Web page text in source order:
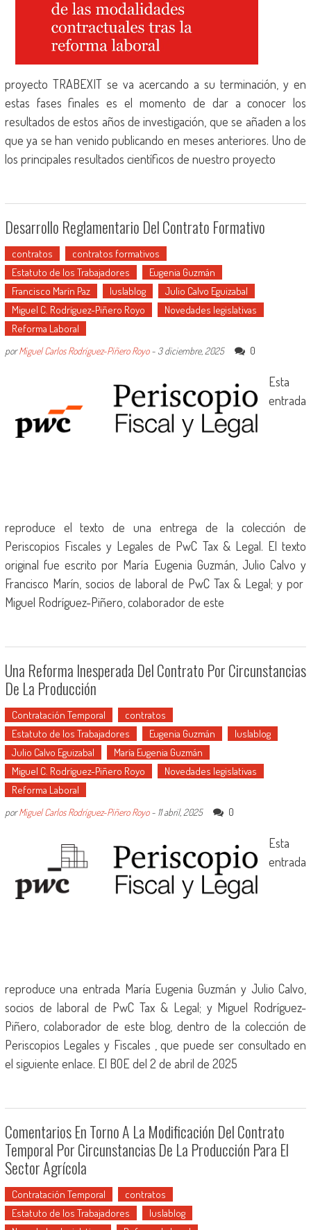
proyecto TRABEXIT se va acercando a su terminación, y en
estas fases finales es el momento de dar a conocer los
resultados de estos años de investigación, que se añaden a los
que ya se han venido publicando en meses anteriores. Uno de
los principales resultados científicos de nuestro proyecto
Desarrollo Reglamentario Del Contrato Formativo
contratos
contratos formativos
Estatuto de los Trabajadores
Eugenia Guzmán
Francisco Marín Paz
Iuslablog
Julio Calvo Eguizabal
Miguel C. Rodríguez-Piñero Royo
Novedades legislativas
Reforma Laboral
porMiguel Carlos Rodríguez-Piñero Royo- 3 diciembre, 2025 0
Esta
entrada
reproduce el texto de una entrega de la colección de
Periscopios Fiscales y Legales de PwC Tax & Legal. El texto
original fue escrito por María Eugenia Guzmán, Julio Calvo y
Francisco Marín, socios de laboral de PwC Tax & Legal; y por
Miguel Rodríguez-Piñero, colaborador de este
Una Reforma Inesperada Del Contrato Por Circunstancias
De La Producción
Contratación Temporal
contratos
Estatuto de los Trabajadores
Eugenia Guzmán
Iuslablog
Julio Calvo Eguizabal
María Eugenia Guzmán
Miguel C. Rodríguez-Piñero Royo
Novedades legislativas
Reforma Laboral
porMiguel Carlos Rodríguez-Piñero Royo- 11 abril, 2025 0
Esta
entrada
reproduce una entrada María Eugenia Guzmán y Julio Calvo,
socios de laboral de PwC Tax & Legal; y Miguel Rodríguez-
Piñero, colaborador de este blog, dentro de la colección de
Periscopios Legales y Fiscales , que puede ser consultado en
el siguiente enlace. El BOE del 2 de abril de 2025
Comentarios En Torno A La Modificación Del Contrato
Temporal Por Circunstancias De La Producción Para El
Sector Agrícola
Contratación Temporal
contratos
Estatuto de los Trabajadores
Iuslablog